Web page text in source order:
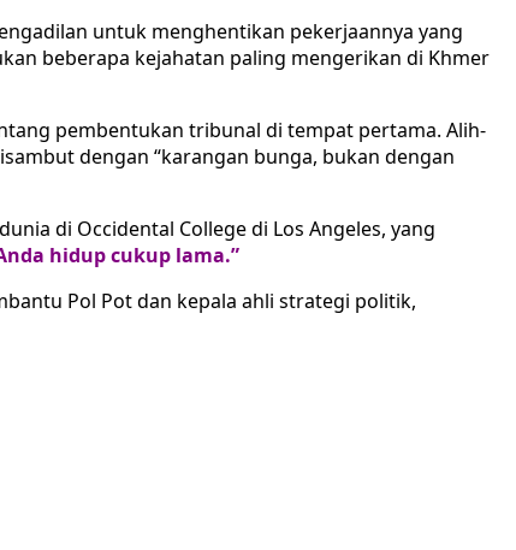
untuk menghentikan pekerjaannya yang
beberapa kejahatan paling mengerikan di Khmer
pembentukan tribunal di tempat pertama. Alih-
dengan “karangan bunga, bukan dengan
di Occidental College di Los Angeles, yang
hidup cukup lama.”
Pol Pot dan kepala ahli strategi politik,